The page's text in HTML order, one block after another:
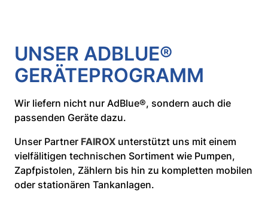
UNSER ADBLUE®
GERÄTEPROGRAMM
Wir liefern nicht nur AdBlue®, sondern auch die
passenden Geräte dazu.
Unser Partner FAIROX unterstützt uns mit einem
vielfälitigen technischen Sortiment wie Pumpen,
Zapfpistolen, Zählern bis hin zu kompletten mobilen
oder stationären Tankanlagen.